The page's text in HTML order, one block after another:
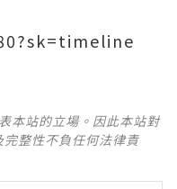
本站的立場。因此本站對
整性不負任何法律責